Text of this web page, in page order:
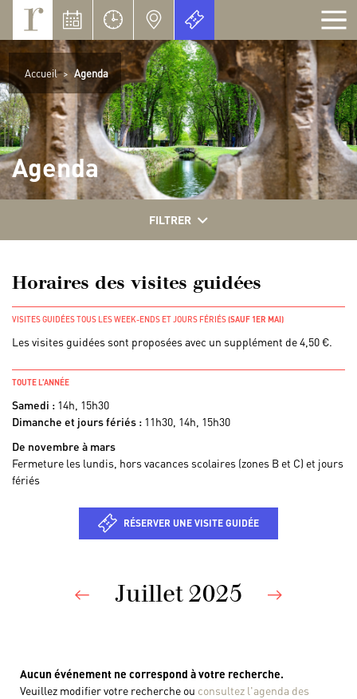
Accueil > Agenda
Agenda
FILTRER
Horaires des visites guidées
VISITES GUIDÉES TOUS LES WEEK-ENDS ET JOURS FÉRIÉS(SAUF 1ER MAI)
Les visites guidées sont proposées avec un supplément de 4,50 €.
TOUTE L’ANNÉE
Samedi : 14h, 15h30
Dimanche et jours fériés : 11h30, 14h, 15h30
De novembre à mars
Fermeture les lundis, hors vacances scolaires (zones B et C) et jours
fériés
RÉSERVER UNE VISITE GUIDÉE
Previous
Juillet 2025
Aucun événement ne correspond à votre recherche.
Veuillez modifier votre recherche ou consultez l'agenda des
Panneau de gestion des cookies